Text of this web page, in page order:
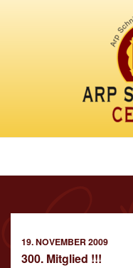
VERÖFFENTLICHT
AM
19. NOVEMBER 2009
300. Mitglied !!!